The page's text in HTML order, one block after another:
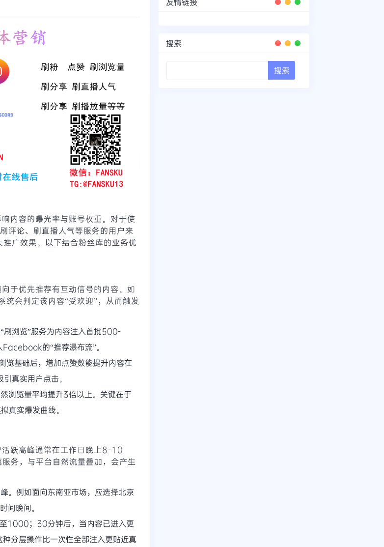
内容的曝光率与账号权重。对于使
评论、刷直播人气等服务的用户来
广效果。以下结合粉丝库的业务优
于优先推荐有互动信号的内容。如
会判定该内容“受欢迎”，从而触发
刷浏览”服务为内容注入首批500-
的“推荐瀑布流”。
览基础后，增加点赞数能提升内容在
真实用户点击。
浏览量平均提升3倍以上。关键在于
真实爆发曲线。
跃高峰通常在工作日晚上8-10
务，与平台自然流量叠加，会产生
。例如面向东南亚市场，应选择北京
晚间。
1000；30分钟后，当内容已进入更
分层操作比一次性全部注入更贴近真
搜索